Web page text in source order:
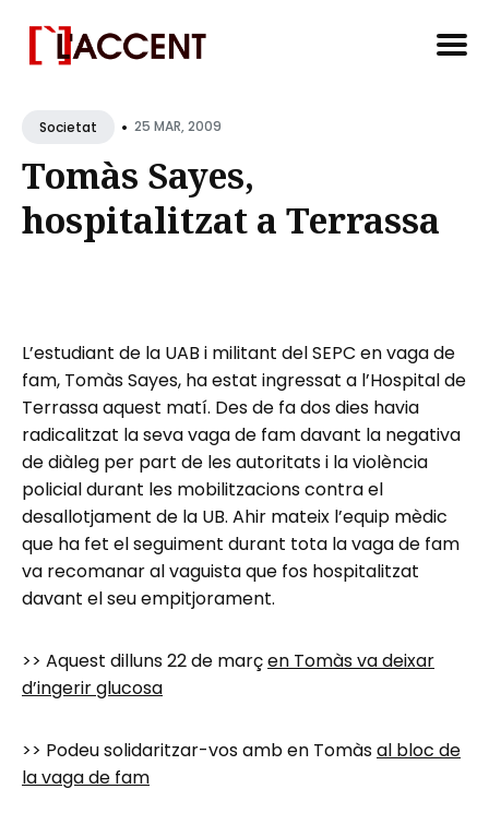
forSocietat • 25 MAR, 2009
Tomàs Sayes,
hospitalitzat a Terrassa
L’estudiant de la UAB i militant del SEPC en vaga de
fam, Tomàs Sayes, ha estat ingressat a l’Hospital de
Terrassa aquest matí. Des de fa dos dies havia
radicalitzat la seva vaga de fam davant la negativa
de diàleg per part de les autoritats i la violència
policial durant les mobilitzacions contra el
desallotjament de la UB. Ahir mateix l’equip mèdic
que ha fet el seguiment durant tota la vaga de fam
va recomanar al vaguista que fos hospitalitzat
davant el seu empitjorament.
>> Aquest dilluns 22 de marçen Tomàs va deixar
d’ingerir glucosa
>> Podeu solidaritzar-vos amb en Tomàsal bloc de
la vaga de fam